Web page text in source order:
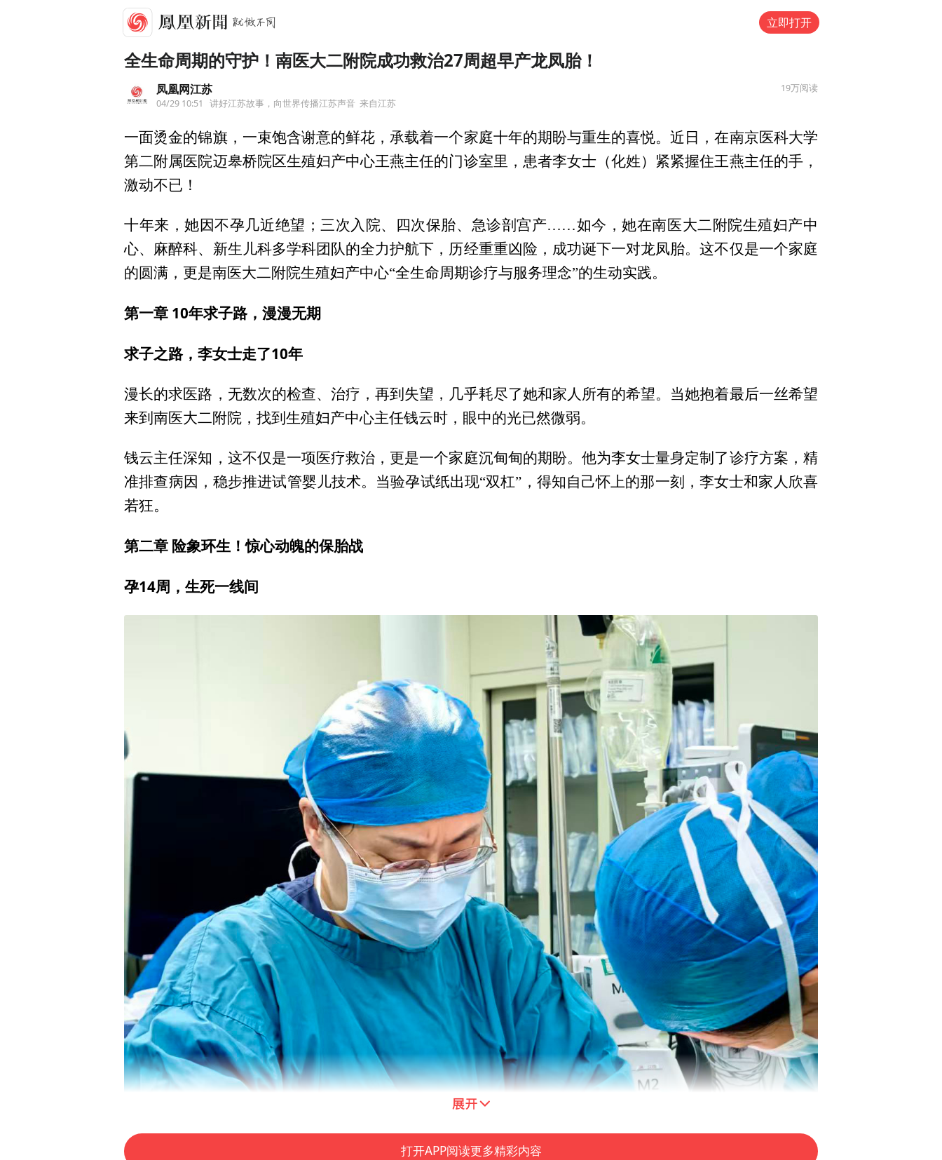
立即打开
全生命周期的守护！南医大二附院成功救治27周超早产龙凤胎！
凤凰网江苏
04/29 10:51 讲好江苏故事，向世界传播江苏声音 来自江苏
19万阅读
一面烫金的锦旗，一束饱含谢意的鲜花，承载着一个家庭十年的期盼与重生的喜悦。近日，在南京医科大学
第二附属医院迈皋桥院区生殖妇产中心王燕主任的门诊室里，患者李女士（化姓）紧紧握住王燕主任的手，
激动不已！
十年来，她因不孕几近绝望；三次入院、四次保胎、急诊剖宫产……如今，她在南医大二附院生殖妇产中
心、麻醉科、新生儿科多学科团队的全力护航下，历经重重凶险，成功诞下一对龙凤胎。这不仅是一个家庭
的圆满，更是南医大二附院生殖妇产中心“全生命周期诊疗与服务理念”的生动实践。
第一章 10年求子路，漫漫无期
求子之路，李女士走了10年
漫长的求医路，无数次的检查、治疗，再到失望，几乎耗尽了她和家人所有的希望。当她抱着最后一丝希望
来到南医大二附院，找到生殖妇产中心主任钱云时，眼中的光已然微弱。
钱云主任深知，这不仅是一项医疗救治，更是一个家庭沉甸甸的期盼。他为李女士量身定制了诊疗方案，精
准排查病因，稳步推进试管婴儿技术。当验孕试纸出现“双杠”，得知自己怀上的那一刻，李女士和家人欣喜
若狂。
第二章 险象环生！惊心动魄的保胎战
孕14周，生死一线间
打开APP阅读更多精彩内容